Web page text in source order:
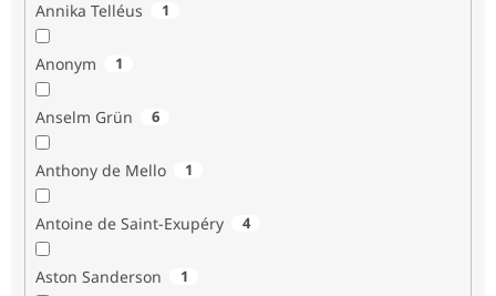
Annika Telléus 1
Anonym 1
Anselm Grün 6
Anthony de Mello 1
Antoine de Saint-Exupéry 4
Aston Sanderson 1